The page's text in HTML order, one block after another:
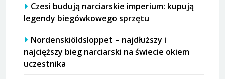
Czesi budują narciarskie imperium: kupują
legendy biegówkowego sprzętu
Nordenskiöldsloppet – najdłuższy i
najcięższy bieg narciarski na świecie okiem
uczestnika